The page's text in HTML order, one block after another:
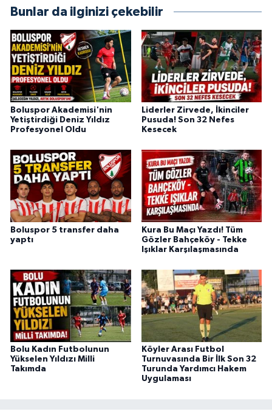
Bunlar da ilginizi çekebilir
Boluspor Akademisi'nin
Yetiştirdiği Deniz Yıldız
Profesyonel Oldu
Liderler Zirvede, İkinciler
Pusuda! Son 32 Nefes
Kesecek
Boluspor 5 transfer daha
yaptı
Kura Bu Maçı Yazdı! Tüm
Gözler Bahçeköy - Tekke
Işıklar Karşılaşmasında
Bolu Kadın Futbolunun
Yükselen Yıldızı Milli
Takımda
Köyler Arası Futbol
Turnuvasında Bir İlk Son 32
Turunda Yardımcı Hakem
Uygulaması